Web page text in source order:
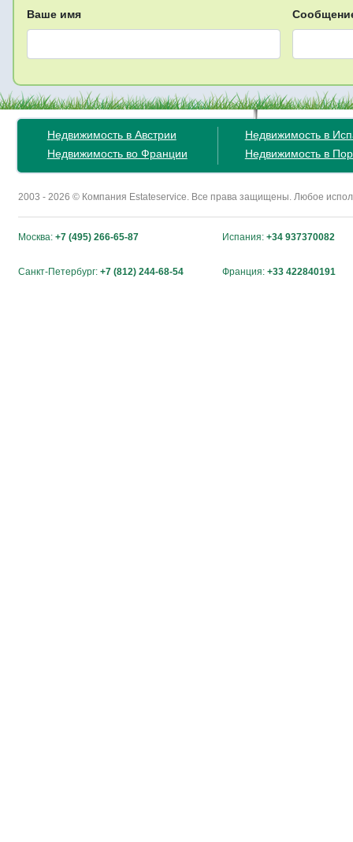
Ваше имя
Недвижимость в Австрии
Недвижимость во Франции
Недвижимость в
Недвижимость в
2003 - 2026 © Компания Estateservice. Все права защищены. Любое
Москва: +7 (495) 266-65-87 Испания: +34 937370082
Санкт-Петербург: +7 (812) 244-68-54 Франция: +33 422840191